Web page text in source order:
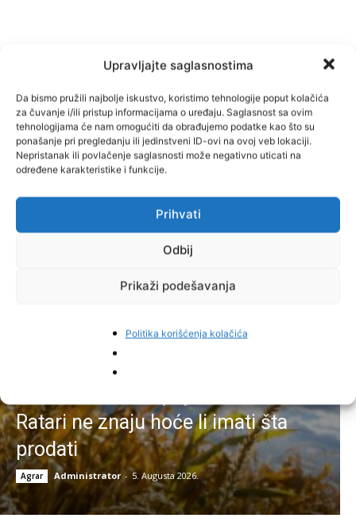
Upravljajte saglasnostima
Da bismo pružili najbolje iskustvo, koristimo tehnologije poput kolačića
za čuvanje i/ili pristup informacijama o uređaju. Saglasnost sa ovim
tehnologijama će nam omogućiti da obrađujemo podatke kao što su
ponašanje pri pregledanju ili jedinstveni ID-ovi na ovoj veb lokaciji.
Nepristanak ili povlačenje saglasnosti može negativno uticati na
određene karakteristike i funkcije.
Prihvati
Odbij
Prikaži podešavanja
Politika korišćenja kolačića
Facebook Pinterest
Najnovije vijesti
Ratari ne znaju hoće li imati šta
prodati
Agrar Administrator - 5. Augusta 2026.